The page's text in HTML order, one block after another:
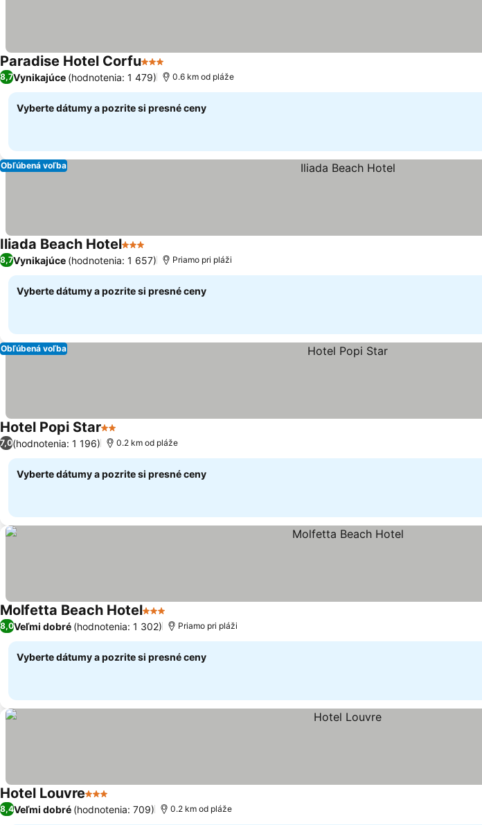
Paradise Hotel Corfu3 Počet hviezdičiek
Zobraziť ceny
8,7Vynikajúce (hodnotenia: 1 479) 0.6 km od pláže
Vyberte dátumy a pozrite si presné ceny
Obľúbená voľba
Iliada Beach Hotel3 Počet hviezdičiek
Zobraziť ceny
8,7Vynikajúce (hodnotenia: 1 657) Priamo pri pláži
Vyberte dátumy a pozrite si presné ceny
Obľúbená voľba
Hotel Popi Star2 Počet hviezdičiek
7,0(hodnotenia: 1 196) 0.2 km od pláže
Vyberte dátumy a pozrite si presné ceny
Molfetta Beach Hotel3 Počet hviezdičiek
Zobraziť ceny
8,0Veľmi dobré (hodnotenia: 1 302) Priamo pri pláži
Vyberte dátumy a pozrite si presné ceny
Hotel Louvre3 Počet hviezdičiek
Zobraziť ceny
8,4Veľmi dobré (hodnotenia: 709) 0.2 km od pláže